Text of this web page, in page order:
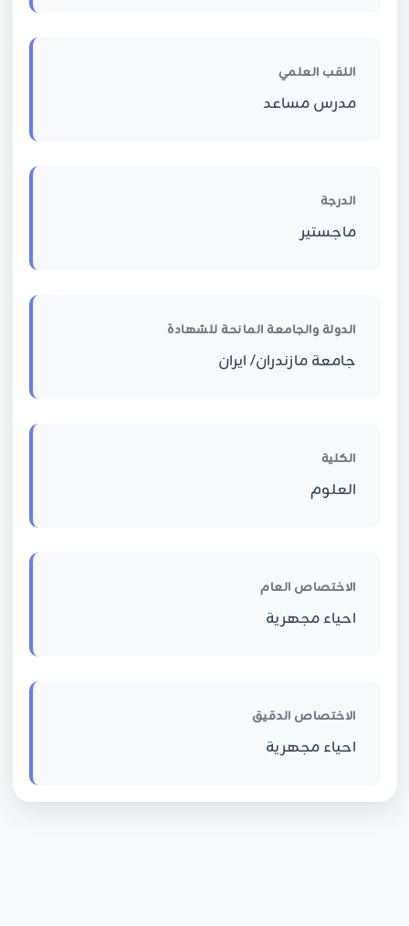
اللقب العلمي
مدرس مساعد
الدرجة
ماجستير
الدولة والجامعة المانحة للشهادة
جامعة مازندران/ ايران
الكلية
العلوم
الاختصاص العام
احياء مجهرية
الاختصاص الدقيق
احياء مجهرية